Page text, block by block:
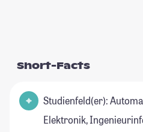
Short-Facts
Studienfeld(er):
Elektronik,